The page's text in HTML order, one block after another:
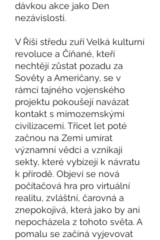
dávkou akce jako Den
nezávislosti.
V Říši středu zuří Velká kulturní
revoluce a Číňané, kteří
nechtějí zůstat pozadu za
Sověty a Američany, se v
rámci tajného vojenského
projektu pokoušejí navázat
kontakt s mimozemskými
civilizacemi. Třicet let poté
začnou na Zemi umírat
významní vědci a vznikají
sekty, které vybízejí k návratu
k přírodě. Objeví se nová
počítačová hra pro virtuální
realitu, zvláštní, čarovná a
znepokojivá, která jako by ani
nepocházela z tohoto světa. A
pomalu se začíná vyjevovat